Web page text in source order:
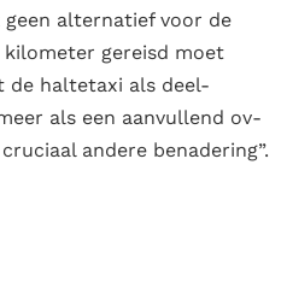
alternatief voor de
gereisd moet
de haltetaxi als deel-
als een aanvullend ov-
andere benadering”.